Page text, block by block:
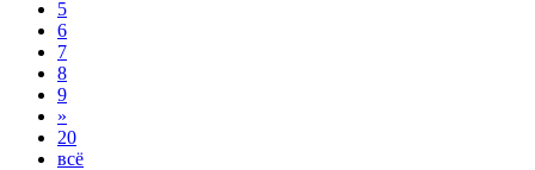
5
6
7
8
9
»
20
всё